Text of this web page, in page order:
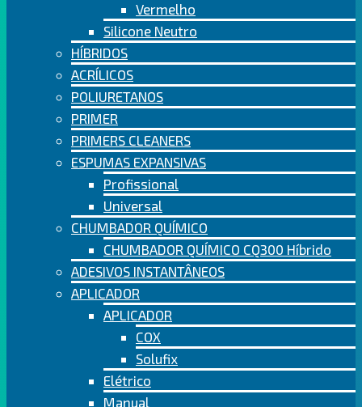
Vermelho
Silicone Neutro
HÍBRIDOS
ACRÍLICOS
POLIURETANOS
PRIMER
PRIMERS CLEANERS
ESPUMAS EXPANSIVAS
Profissional
Universal
CHUMBADOR QUÍMICO
CHUMBADOR QUÍMICO CQ300 Híbrido
ADESIVOS INSTANTÂNEOS
APLICADOR
APLICADOR
COX
Solufix
Elétrico
Manual